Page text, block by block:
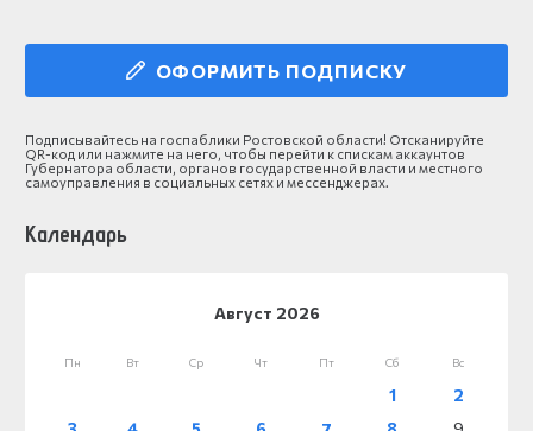
ОФОРМИТЬ ПОДПИСКУ
Подписывайтесь на госпаблики Ростовской области! Отсканируйте
QR-код или нажмите на него, чтобы перейти к спискам аккаунтов
Губернатора области, органов государственной власти и местного
самоуправления в социальных сетях и мессенджерах.
Календарь
Август 2026
Пн Вт Ср Чт Пт Сб Вс
1
2